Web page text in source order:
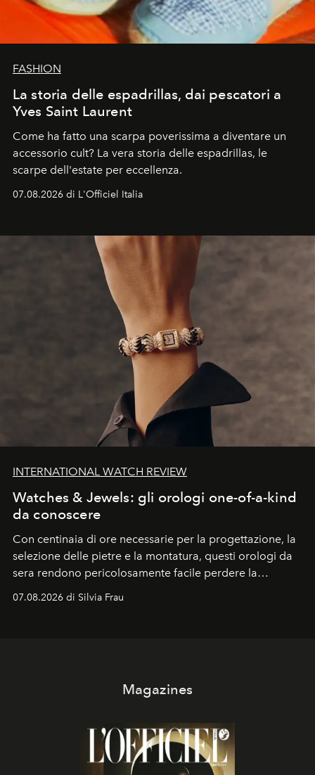
FASHION
La storia delle espadrillas, dai pescatori a
Yves Saint Laurent
Come ha fatto una scarpa poverissima a diventare un
accessorio cult? La vera storia delle espadrillas, le
scarpe dell'estate per eccellenza.
07.08.2026 di L'Officiel Italia
INTERNATIONAL WATCH REVIEW
Watches & Jewels: gli orologi one-of-a-kind
da conoscere
Con centinaia di ore necessarie per la progettazione, la
selezione delle pietre e la montatura, questi orologi da
sera rendono pericolosamente facile perdere la
cognizione del tempo. Ma con quadranti così
07.08.2026 di Silvia Frau
Magazines